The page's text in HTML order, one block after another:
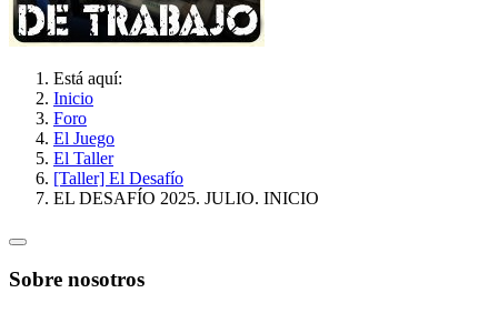
Está aquí:
Inicio
Foro
El Juego
El Taller
[Taller] El Desafío
EL DESAFÍO 2025. JULIO. INICIO
Sobre nosotros